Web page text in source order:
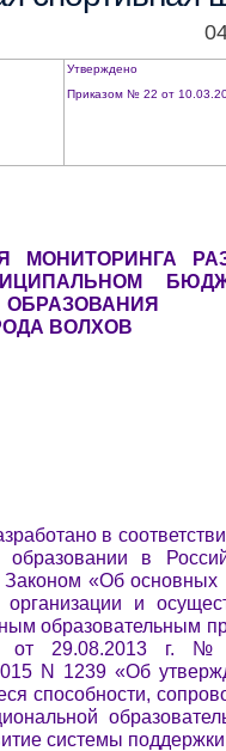
Утверждено
Приказом № 22 от
МОНИТОРИНГА
ВОЛХОВ
в
в
«Об основных
и
образовательным
от 29.08.2013 г. №
N 1239 «Об
способности,
системы